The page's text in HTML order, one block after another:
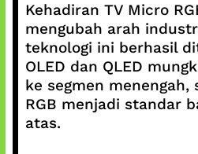
Kehadiran TV Micro
mengubah arah
teknologi ini berhasil
OLED dan QLED
ke segmen
RGB menjadi standar
atas.